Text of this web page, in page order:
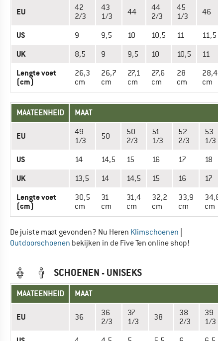
EU
42
2/3
43
1/3
44
44
2/3
45
1/3
46
US 9 9,5 10 10,5 11 11,5
UK 8,5 9 9,5 10 10,5 11
Lengte voet
(cm)
26,3
cm
26,7
cm
27,1
cm
27,6
cm
28
cm
28,4
cm
MAATEENHEID MAAT
EU
49
1/3
50
50
2/3
51
1/3
52
2/3
53
1/3
US 14 14,5 15 16 17 18
UK 13,5 14 14,5 15 16 17
Lengte voet
(cm)
30,5
cm
31
cm
31,4
cm
32,2
cm
33,9
cm
34,8
cm
De juiste maat gevonden? Nu Heren Klimschoenen
Outdoorschoenen bekijken in de Five Ten online shop!
SCHOENEN - UNISEKS
MAATEENHEID MAAT
EU 36
36
2/3
37
1/3
38
38
2/3
39
1/3